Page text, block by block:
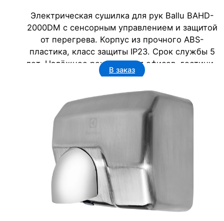
Электрическая сушилка для рук Ballu BAHD-
2000DM с сенсорным управлением и защитой
от перегрева. Корпус из прочного ABS-
пластика, класс защиты IP23. Срок службы 5
лет. Надёжное решение для офисов, гостиниц
и учреждений.
В заказ